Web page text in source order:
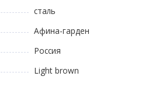
сталь
Афина-гарден
Россия
Light brown